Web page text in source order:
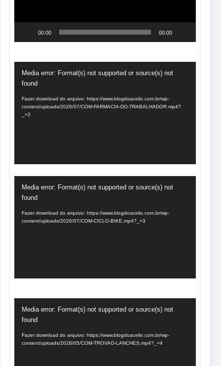
00:00 00:00
de
Media error: Format(s) not supported or source(s) not
found
Fazer download do arquivo: https://www.blogdoacelio.com.br/wp-
content/uploads/2026/07/COM-FARMACIA-DO-TRABALHADOR.mp4?
_=2
de
Media error: Format(s) not supported or source(s) not
found
Fazer download do arquivo: https://www.blogdoacelio.com.br/wp-
content/uploads/2026/07/COM-CICLO-BIKE.mp4?_=3
de
Media error: Format(s) not supported or source(s) not
found
Fazer download do arquivo: https://www.blogdoacelio.com.br/wp-
content/uploads/2026/05/COM-TROVAO-LANCHES.mp4?_=4